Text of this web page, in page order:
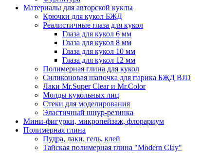
Материалы для авторской куклы
Крючки для кукол БЖД
Реалистичные глаза для кукол
Глаза для кукол 6 мм
Глаза для кукол 8 мм
Глаза для кукол 10 мм
Глаза для кукол 12 мм
Полимерная глина для кукол
Силиконовая шапочка для парика БЖД BJD
Лаки Mr.Super Clear и Mr.Color
Молды кукольных лиц
Стеки для моделирования
Эластичный шнур-резинка
Мини-фигурки, микропейзаж, флорариум
Полимерная глина
Пудра, лаки, гель, клей
Тайская полимерная глина "Modern Clay"